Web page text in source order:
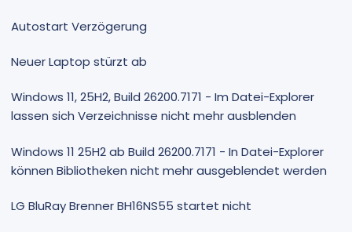
Autostart Verzögerung
Neuer Laptop stürzt ab
Windows 11, 25H2, Build 26200.7171 - Im Datei-Explorer
lassen sich Verzeichnisse nicht mehr ausblenden
Windows 11 25H2 ab Build 26200.7171 - In Datei-Explorer
können Bibliotheken nicht mehr ausgeblendet werden
LG BluRay Brenner BH16NS55 startet nicht